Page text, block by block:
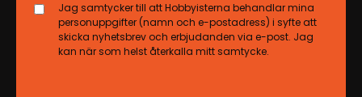
Jag samtycker till att Hobbyisterna behandlar mina
personuppgifter (namn och e-postadress) i syfte att
skicka nyhetsbrev och erbjudanden via e-post. Jag
kan när som helst återkalla mitt samtycke.